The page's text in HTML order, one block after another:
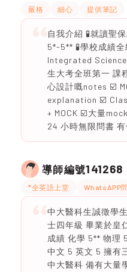
嚴格 細心 提供筆記
自我介紹 🧪就讀聖
5*-5** 🧪學校成績
Integrated Science
生大考全班第一
心設計嘅notes ☑️
explanation ☑️
+ MOCK ☑️大量
24 小時無限問書 有
導師編號141268
*全英語上堂 WhatsAPP
中大醫科生誠徵學
士四年級 畢業於皇
成績 化學 5** 物理
中文 5 英文 5 擁有
中大醫科 備有大量